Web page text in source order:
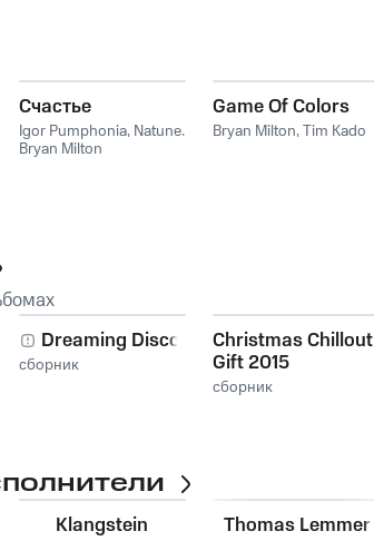
Cчастье
Igor Pumphonia, Natune,
Bryan Milton
Game Of Colors
Bryan Milton,Tim Kado
Dreaming Disco
сборник
Christmas Chillout
Gift 2015
сборник
Klangstein Thomas Lemmer